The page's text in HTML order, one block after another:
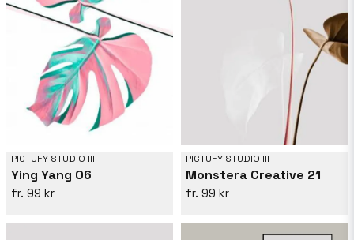
oväntade.
PICTUFY STUDIO III
Ying Yang 06
99 kr
PICTUFY STUDIO III
Monstera Creative 21
99 kr